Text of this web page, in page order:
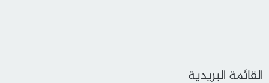
القائمة البريدية